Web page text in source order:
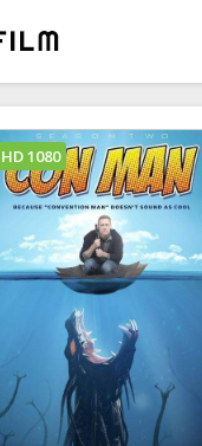
HD 1080